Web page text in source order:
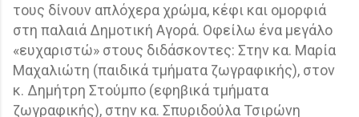
τους δίνουν απλόχερα χρώμα, κέφι και ομορφιά
στη παλαιά Δημοτική Αγορά. Οφείλω ένα μεγάλο
«ευχαριστώ» στους διδάσκοντες: Στην κα. Μαρία
Μαχαλιώτη (παιδικά τμήματα ζωγραφικής), στον
κ. Δημήτρη Στούμπο (εφηβικά τμήματα
ζωγραφικής), στην κα. Σπυριδούλα Τσιρώνη